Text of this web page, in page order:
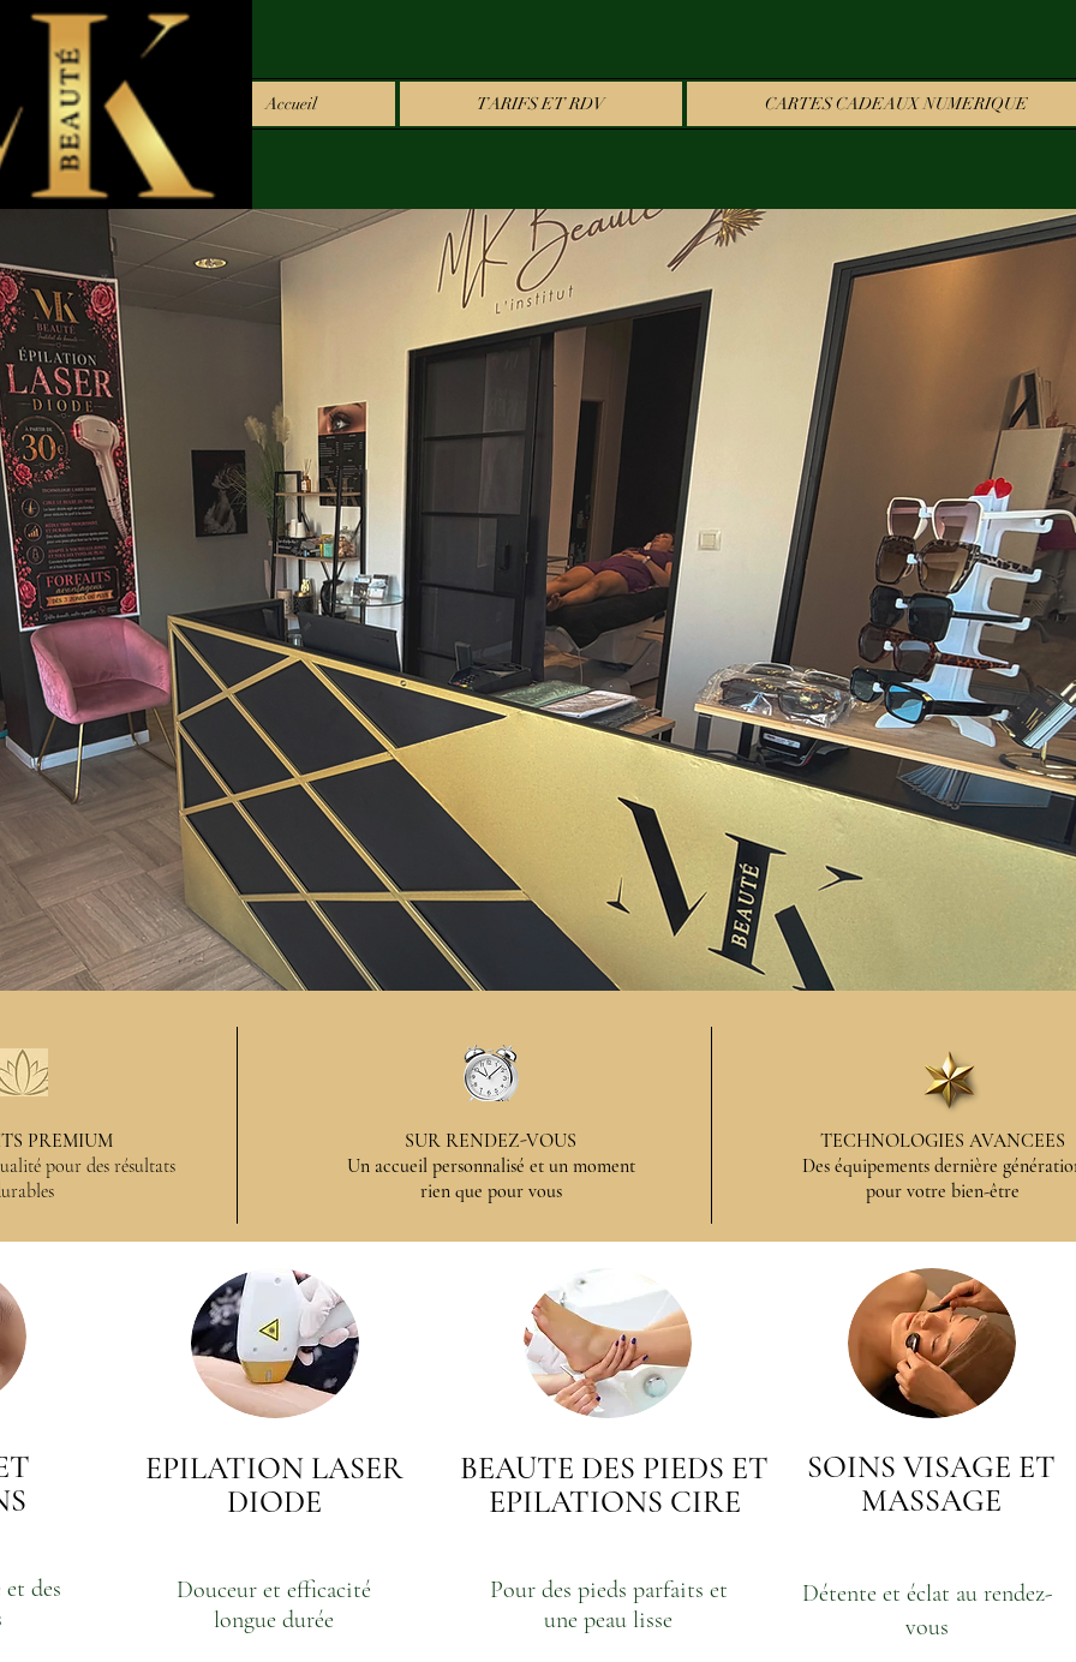
Accueil TARIFS ET RDV CARTES CADEAUX NUMERIQUE
PREMIUM
pour des résultats
SUR RENDEZ-VOUS
Un accueil personnalisé et un moment
rien que pour vous
TECHNOLOGIES AVANCEES
Des équipements dernière
pour votre bien-être
des
EPILATION LASER
DIODE
Douceur et efficacité
longue durée
BEAUTE DES PIEDS ET
EPILATIONS CIRE
Pour des pieds parfaits et
une peau lisse
SOINS VISAGE ET
MASSAGE
Détente et éclat au rendez-
vous